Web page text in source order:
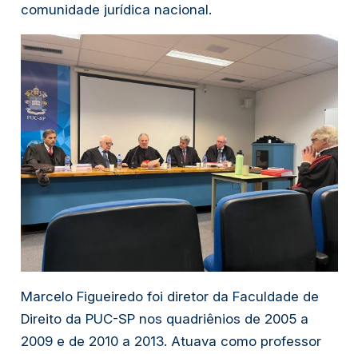
comunidade jurídica nacional.
Marcelo Figueiredo foi diretor da Faculdade de
Direito da PUC-SP nos quadriênios de 2005 a
2009 e de 2010 a 2013. Atuava como professor